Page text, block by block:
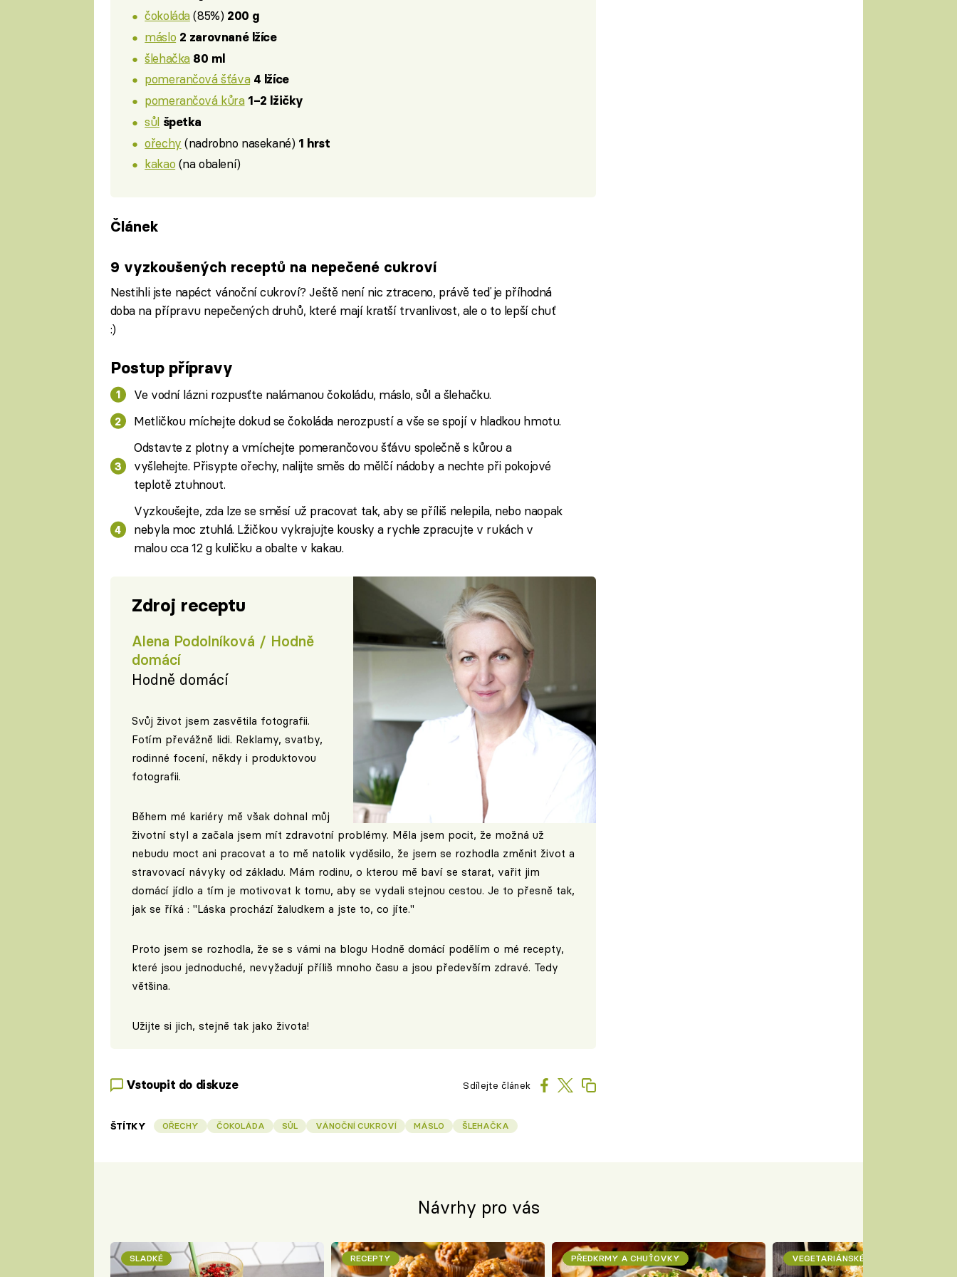
čokoláda(85%) 200 g
máslo 2 zarovnané lžíce
šlehačka 80 ml
pomerančová šťáva 4 lžíce
pomerančová kůra 1–2 lžičky
sůl špetka
ořechy (nadrobno nasekané) 1 hrst
kakao (na obalení)
Článek
9 vyzkoušených receptů na nepečené cukroví
Nestihli jste napéct vánoční cukroví? Ještě není nic ztraceno, právě teď je příhodná
doba na přípravu nepečených druhů, které mají kratší trvanlivost, ale o to lepší chuť
:)
Postup přípravy
Ve vodní lázni rozpusťte nalámanou čokoládu, máslo, sůl a šlehačku.
Metličkou míchejte dokud se čokoláda nerozpustí a vše se spojí v hladkou hmotu.
Odstavte z plotny a vmíchejte pomerančovou šťávu společně s kůrou a
vyšlehejte. Přisypte ořechy, nalijte směs do mělčí nádoby a nechte při pokojové
teplotě ztuhnout.
Vyzkoušejte, zda lze se směsí už pracovat tak, aby se příliš nelepila, nebo naopak
nebyla moc ztuhlá. Lžičkou vykrajujte kousky a rychle zpracujte v rukách v
malou cca 12 g kuličku a obalte v kakau.
Zdroj receptu
Alena Podolníková / Hodně
domácí
Hodně domácí
Svůj život jsem zasvětila fotografii.
Fotím převážně lidi. Reklamy, svatby,
rodinné focení, někdy i produktovou
fotografii.
Během mé kariéry mě však dohnal můj
životní styl a začala jsem mít zdravotní problémy. Měla jsem pocit, že možná už
nebudu moct ani pracovat a to mě natolik vyděsilo, že jsem se rozhodla změnit život a
stravovací návyky od základu. Mám rodinu, o kterou mě baví se starat, vařit jim
domácí jídlo a tím je motivovat k tomu, aby se vydali stejnou cestou. Je to přesně tak,
jak se říká : "Láska prochází žaludkem a jste to, co jíte."
Proto jsem se rozhodla, že se s vámi na blogu Hodně domácípodělím o mé recepty,
které jsou jednoduché, nevyžadují příliš mnoho času a jsou především zdravé. Tedy
většina.
Užijte si jich, stejně tak jako života!
Vstoupit do diskuze Sdílejte článek
ŠTÍTKY OŘECHY ČOKOLÁDA SŮL VÁNOČNÍ CUKROVÍ MÁSLO ŠLEHAČKA
Návrhy pro vás
SLADKÉ RECEPTY PŘEDKRMY A CHUŤOVKY VEGETARIÁNSKÉ